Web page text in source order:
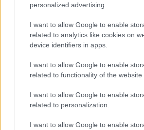
personalized advertising.
I want to allow Google to enable
related to analytics like cookies on
device identifiers in apps.
I want to allow Google to enable
related to functionality of the website
I want to allow Google to enable
related to personalization.
I want to allow Google to enable